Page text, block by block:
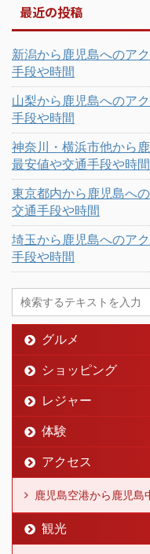
最近の投稿
新潟から鹿児島へのア
手段や時間
山梨から鹿児島へのア
手段や時間
神奈川・横浜市他から
最安値や交通手段や時間
東京都内から鹿児島へ
交通手段や時間
埼玉から鹿児島へのア
手段や時間
グルメ
ショッピング
レジャー
体験
アクセス
鹿児島空港から鹿児島
観光